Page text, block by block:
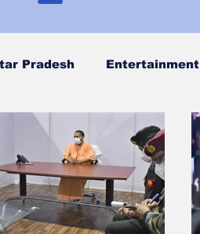
Pradesh Entertainment